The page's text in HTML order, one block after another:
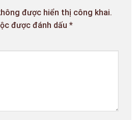
được hiển thị công khai.
được đánh dấu *